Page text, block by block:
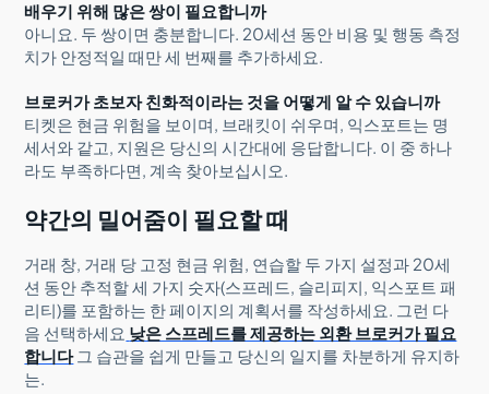
배우기 위해 많은 쌍이 필요합니까
아니요. 두 쌍이면 충분합니다. 20세션 동안 비용 및 행동 측정
치가 안정적일 때만 세 번째를 추가하세요.
브로커가 초보자 친화적이라는 것을 어떻게 알 수 있습니까
티켓은 현금 위험을 보이며, 브래킷이 쉬우며, 익스포트는 명
세서와 같고, 지원은 당신의 시간대에 응답합니다. 이 중 하나
라도 부족하다면, 계속 찾아보십시오.
약간의 밀어줌이 필요할 때
거래 창, 거래 당 고정 현금 위험, 연습할 두 가지 설정과 20세
션 동안 추적할 세 가지 숫자(스프레드, 슬리피지, 익스포트 패
리티)를 포함하는 한 페이지의 계획서를 작성하세요. 그런 다
음 선택하세요 낮은 스프레드를 제공하는 외환 브로커가 필요
합니다그 습관을 쉽게 만들고 당신의 일지를 차분하게 유지하
는.